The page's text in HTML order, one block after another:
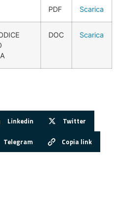
PDF Scarica
DOC Scarica
Linkedin Twitter
Telegram Copia link